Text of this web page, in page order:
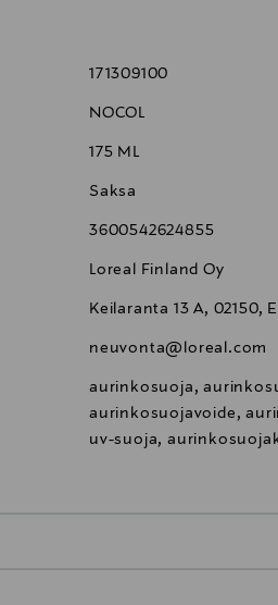
171309100
NOCOL
175 ML
Saksa
3600542624855
Loreal Finland Oy
Keilaranta 13 A, 02150,
neuvonta@loreal.com
aurinkosuoja,
aurinkosuojavoide,
uv-suoja,